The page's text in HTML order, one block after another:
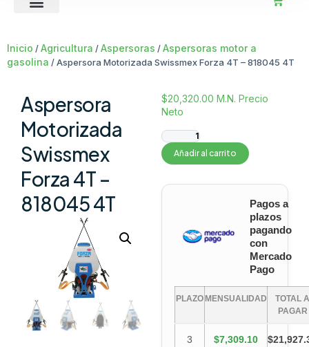
Inicio /Agricultura /Aspersoras /Aspersoras motor a
gasolina / Aspersora Motorizada Swissmex Forza 4T – 818045 4T
Aspersora
Motorizada
Swissmex
Forza 4T –
818045 4T
$20,320.00 M.N. Precio
Neto
Añadir al carrito
Pagos a
plazos
pagando
con
Mercado
Pago
PLAZO MENSUALIDAD
TOTAL A
PAGAR
3
$7,309.10